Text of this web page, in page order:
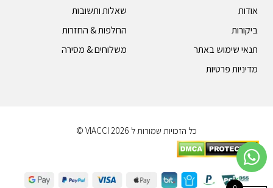
אודות
ביקורות
תנאי שימוש באתר
מדיניות פרטיות
שאלות ותשובות
החלפות & החזרות
משלוחים & מסירה
כל הזכויות שמורות ל 2026 VIACCI ©